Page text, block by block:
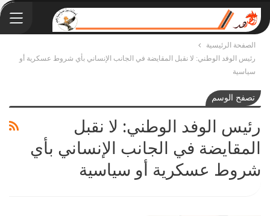
الصفحة الرئيسية
رئيس الوفد الوطني: لا نقبل المقايضة في الجانب الإنساني بأي شروط عسكرية أو
سياسية
تصفح الوسم
رئيس الوفد الوطني: لا نقبل
المقايضة في الجانب الإنساني بأي
شروط عسكرية أو سياسية